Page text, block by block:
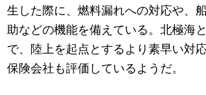
生した際に、燃料漏れへの対応や、
助などの機能を備えている。北極海
で、陸上を起点とするより素早い対
保険会社も評価しているようだ。